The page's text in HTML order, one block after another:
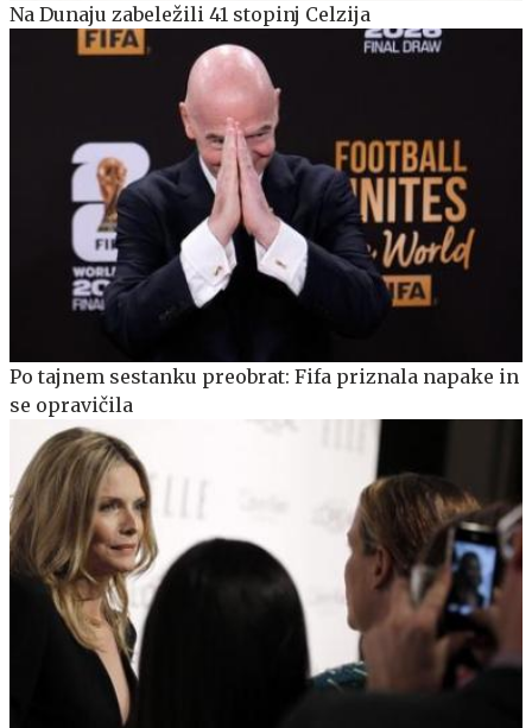
Na Dunaju zabeležili 41 stopinj Celzija
Po tajnem sestanku preobrat: Fifa priznala napake in
se opravičila